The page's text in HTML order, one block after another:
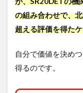
の組み合わせで、
超える評価を得た
自分で価値を決め
得るのです。